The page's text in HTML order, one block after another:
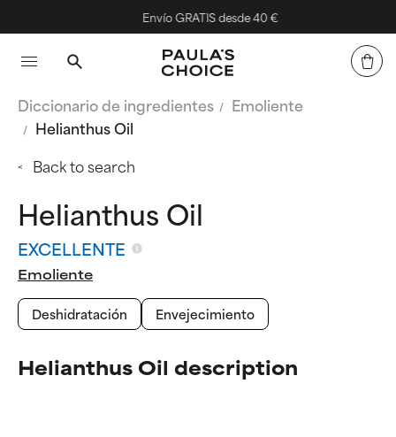
Envío GRATIS desde 40 €
Diccionario de ingredientes
Emoliente
Helianthus Oil
Back to search
Helianthus Oil
EXCELLENTE
Emoliente
Deshidratación
Envejecimiento
Helianthus Oil description